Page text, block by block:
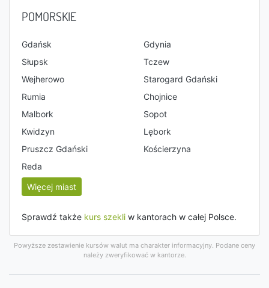
POMORSKIE
Gdańsk
Gdynia
Słupsk
Tczew
Wejherowo
Starogard Gdański
Rumia
Chojnice
Malbork
Sopot
Kwidzyn
Lębork
Pruszcz Gdański
Kościerzyna
Reda
Więcej miast
Sprawdź także kurs szekli w kantorach w całej Polsce.
Powyższe zestawienie kursów walut ma charakter informacyjny. Podane ceny
należy zweryfikować w kantorze.